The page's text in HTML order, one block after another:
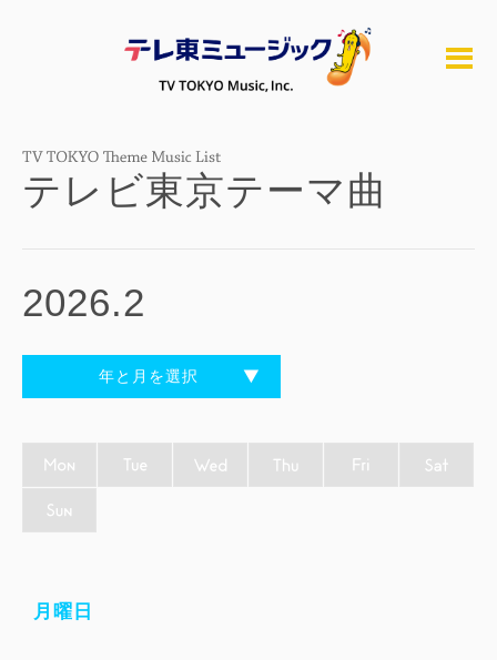
テレビ東京テーマ曲
2026.2
年と月を選択
月曜日